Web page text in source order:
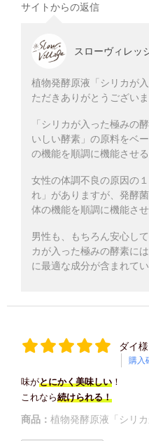
サイトからの返信
スローヴィレッ
植物発酵原液「シリカが
ただきありがとうございま
「シリカが入った極みの
いしい酵素」の原料をベ
の機能を順調に機能させ
女性の体調不良の原因の
れ」がありますが、発酵
体の機能を順調に機能さ
男性も、もちろん安心し
カが入った極みの酵素に
に最適な成分が含まれてい
ダイ様
購入
味がとにかく美味しい ！
これなら続けられる！
商品： 植物発酵原液「シリ